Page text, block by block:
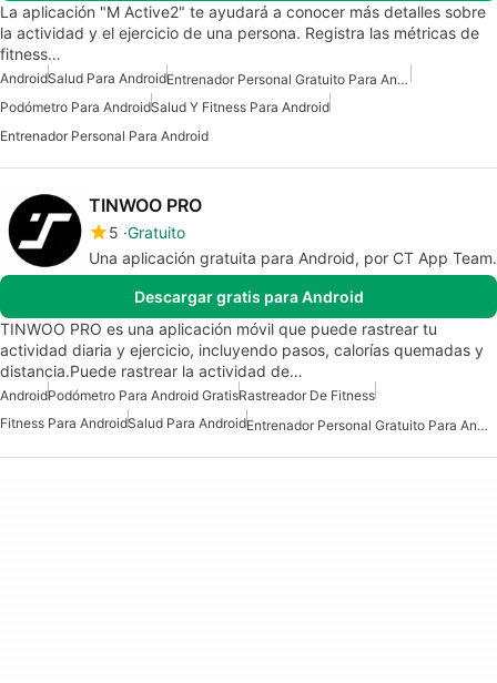
La aplicación "M Active2" te ayudará a conocer más detalles sobre
la actividad y el ejercicio de una persona. Registra las métricas de
fitness…
AndroidSalud Para Android
Entrenador Personal Gratuito Para Android
Podómetro Para AndroidSalud Y Fitness Para Android
Entrenador Personal Para Android
TINWOO PRO
5 Gratuito
Una aplicación gratuita para Android, por CT App Team.
Descargar gratis para Android
TINWOO PRO es una aplicación móvil que puede rastrear tu
actividad diaria y ejercicio, incluyendo pasos, calorías quemadas y
distancia.Puede rastrear la actividad de…
AndroidPodómetro Para Android GratisRastreador De Fitness
Fitness Para AndroidSalud Para Android Entrenador Personal Gratuito Para Android